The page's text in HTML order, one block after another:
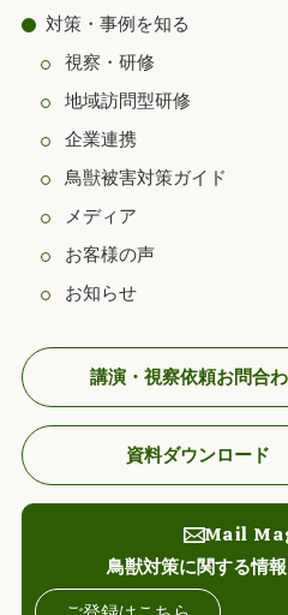
対策・事例を知る
視察・研修
地域訪問型研修
企業連携
鳥獣被害対策ガイド
メディア
お客様の声
お知らせ
講演・視察依頼お問合
資料ダウンロード
Mail
鳥獣対策に関する情